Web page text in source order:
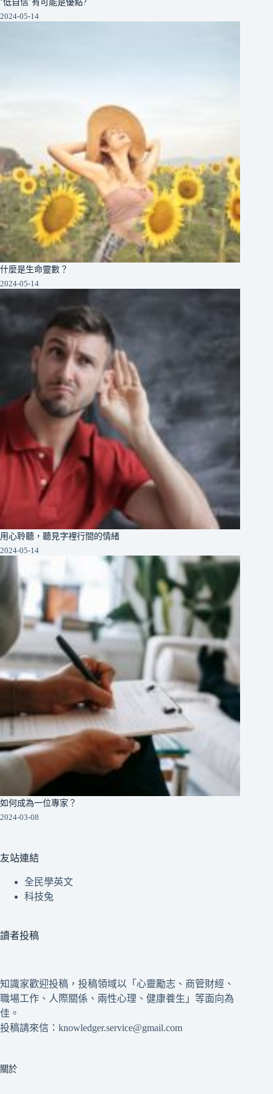
‘低自信’有可能是優點?
2024-05-14
什麼是生命靈數？
2024-05-14
用心聆聽，聽見字裡行間的情緒
2024-05-14
如何成為一位專家？
2024-03-08
友站連結
全民學英文
科技兔
讀者投稿
知識家歡迎投稿，投稿領域以「心靈勵志、商管財經、
職場工作、人際關係、兩性心理、健康養生」等面向為
佳。
投稿請來信：knowledger.service@gmail.com
關於